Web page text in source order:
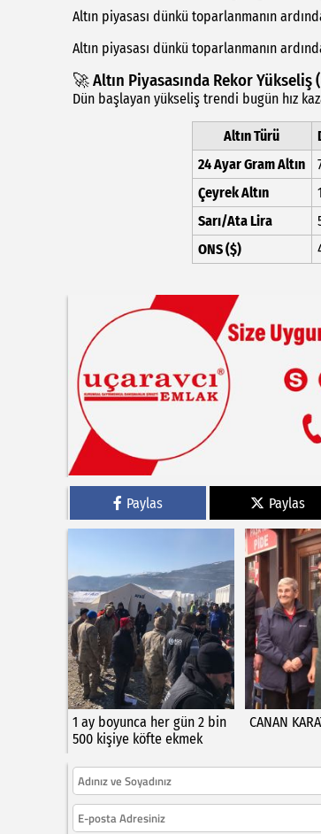
Altın piyasası dünkü toparlanmanın
Altın piyasası dünkü toparlanmanın
🚀 Altın Piyasasında Rekor Yükseliş
Dün başlayan yükseliş trendi bugün hız
Altın Türü
24 Ayar Gram Altın
Çeyrek Altın
Sarı/Ata Lira
ONS ($)
Paylas Paylas
1 ay boyunca her gün 2 bin
500 kişiye köfte ekmek
CANAN